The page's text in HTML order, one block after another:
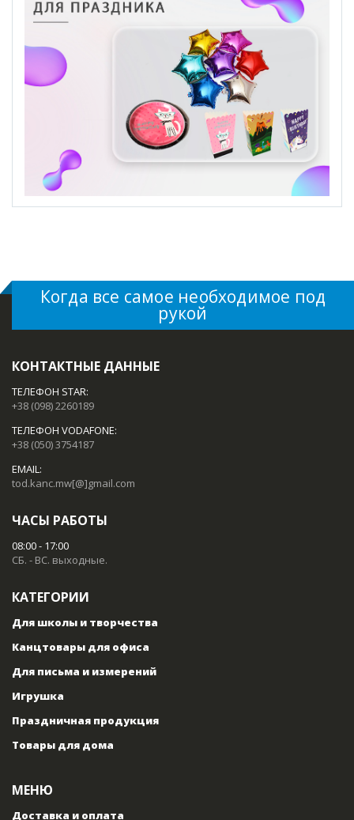
Когда все самое необходимое под
рукой
КОНТАКТНЫЕ ДАННЫЕ
ТЕЛЕФОН STAR:
+38 (098) 2260189
ТЕЛЕФОН VODAFONE:
+38 (050) 3754187
EMAIL:
tod.kanc.mw[@]gmail.com
ЧАСЫ РАБОТЫ
08:00 - 17:00
СБ. - ВС. выходные.
КАТЕГОРИИ
Для школы и творчества
Канцтовары для офиса
Для письма и измерений
Игрушка
Праздничная продукция
Товары для дома
МЕНЮ
Доставка и оплата